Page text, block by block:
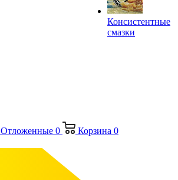
Консистентные
смазки
Отложенные 0 Корзина 0